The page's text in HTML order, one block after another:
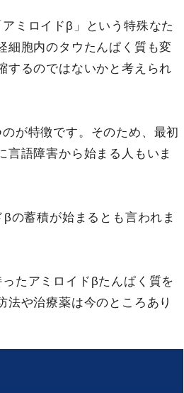
ミロイドβ」という特殊なた
細胞内のタウたんぱく質も変
するのではないかと考えられ
が特徴です。そのため、最初
言語障害から始まる人もいま
の蓄積が始まるとも言われま
たアミロイドβたんぱく質を
や治療薬は今のところあり